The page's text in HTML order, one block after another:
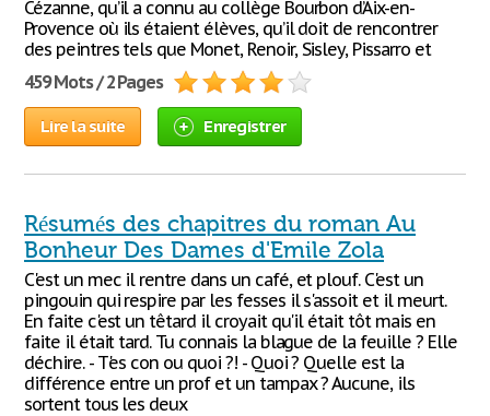
Cézanne, qu’il a connu au collège Bourbon d’Aix-en-
Provence où ils étaient élèves, qu’il doit de rencontrer
des peintres tels que Monet, Renoir, Sisley, Pissarro et
459 Mots / 2 Pages
Lire la suite Enregistrer
Résumés des chapitres du roman Au
Bonheur Des Dames d'Emile Zola
C'est un mec il rentre dans un café, et plouf. C'est un
pingouin qui respire par les fesses il s'assoit et il meurt.
En faite c'est un têtard il croyait qu'il était tôt mais en
faite il était tard. Tu connais la blague de la feuille ? Elle
déchire. ‎- T'es con ou quoi ?! - Quoi ? Quelle est la
différence entre un prof et un tampax ? Aucune, ils
sortent tous les deux